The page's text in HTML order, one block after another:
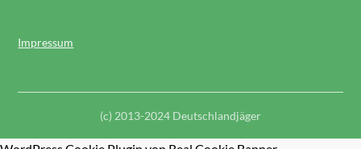
Impressum
(c) 2013-2024 Deutschlandjäger